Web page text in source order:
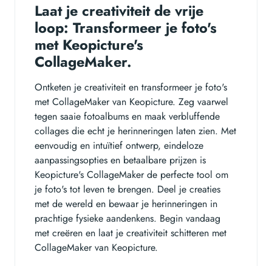
Laat je creativiteit de vrije
loop: Transformeer je foto's
met Keopicture's
CollageMaker.
Ontketen je creativiteit en transformeer je foto's
met CollageMaker van Keopicture. Zeg vaarwel
tegen saaie fotoalbums en maak verbluffende
collages die echt je herinneringen laten zien. Met
eenvoudig en intuïtief ontwerp, eindeloze
aanpassingsopties en betaalbare prijzen is
Keopicture's CollageMaker de perfecte tool om
je foto's tot leven te brengen. Deel je creaties
met de wereld en bewaar je herinneringen in
prachtige fysieke aandenkens. Begin vandaag
met creëren en laat je creativiteit schitteren met
CollageMaker van Keopicture.